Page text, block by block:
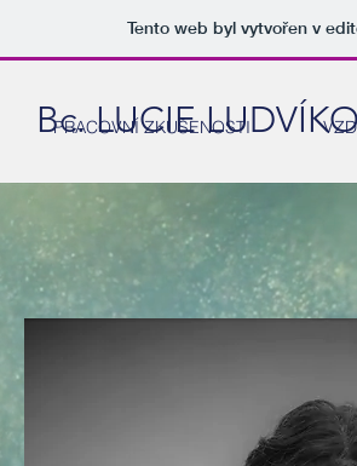
Tento web byl vytvořen v
Bc. LUCIE
PRACOVNÍ ZKUŠENOSTI